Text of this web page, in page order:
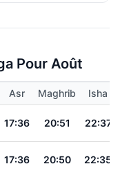
Pour Août
Asr Maghrib
Isha
17:36 20:51 22:37
17:36 20:50 22:35